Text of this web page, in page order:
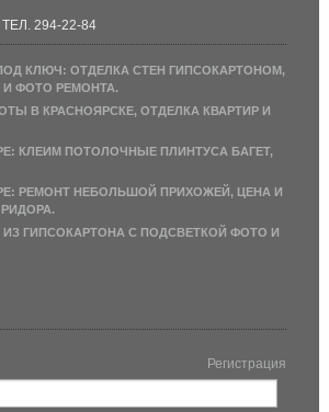
294-22-84
КЛЮЧ: ОТДЕЛКА СТЕН ГИПСОКАРТОНОМ,
ФОТО РЕМОНТА.
В КРАСНОЯРСКЕ, ОТДЕЛКА КВАРТИР И
КЛЕИМ ПОТОЛОЧНЫЕ ПЛИНТУСА БАГЕТ,
РЕМОНТ НЕБОЛЬШОЙ ПРИХОЖЕЙ, ЦЕНА И
ГИПСОКАРТОНА С ПОДСВЕТКОЙ ФОТО И
Регистрация